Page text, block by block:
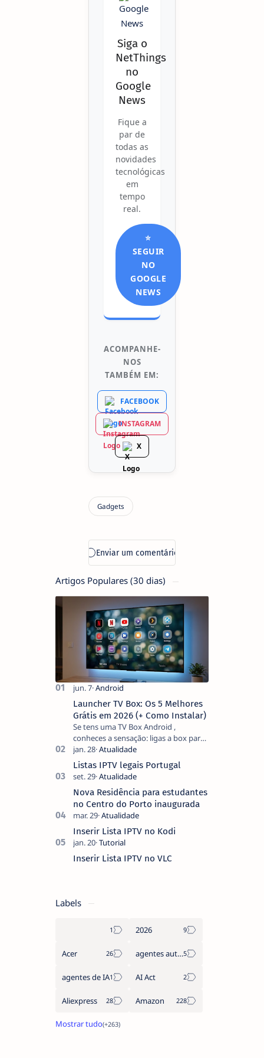
Siga o
NetThings
no
Google
News
Fique a
par de
todas as
novidades
tecnológicas
em
tempo
real.
⭐
SEGUIR
NO
GOOGLE
NEWS
ACOMPANHE-
NOS
TAMBÉM EM:
FACEBOOK
INSTAGRAM
X
Artigos Populares (30 dias)
Launcher TV Box: Os 5 Melhores
Grátis em 2026 (+ Como Instalar)
Se tens uma TV Box Android ,
conheces a sensação: ligas a box para
ver um filme e o ecrã inicial está
coberto de sugestões que não
pediste, ban…
Listas IPTV legais Portugal
Nova Residência para estudantes
no Centro do Porto inaugurada
Inserir Lista IPTV no Kodi
Inserir Lista IPTV no VLC
Labels
2026
Acer agentes autónomos
agentes de IA AI Act
Aliexpress Amazon